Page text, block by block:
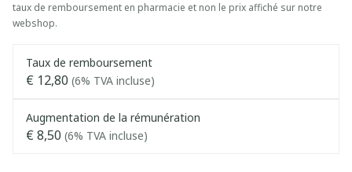
taux de remboursement en pharmacie et non le prix affiché sur notre
webshop.
Taux de remboursement
€ 12,80 (6% TVA incluse)
Augmentation de la rémunération
€ 8,50 (6% TVA incluse)